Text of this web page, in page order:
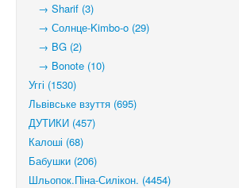
→ Sharif (3)
→ Солнце-Kimbo-o (29)
→ BG (2)
→ Bonote (10)
Уггі (1530)
Львівське взуття (695)
ДУТИКИ (457)
Калоші (68)
Бабушки (206)
Шльопок.Піна-Силікон. (4454)